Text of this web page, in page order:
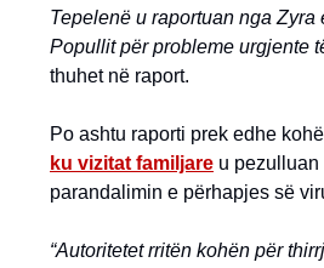
Tepelenë u raportuan nga Zyra
Popullit për probleme urgjente
thuhet në raport.
Po ashtu raporti prek edhe
ku vizitat familjare u
parandalimin e përhapjes së
“Autoritetet rritën kohën për